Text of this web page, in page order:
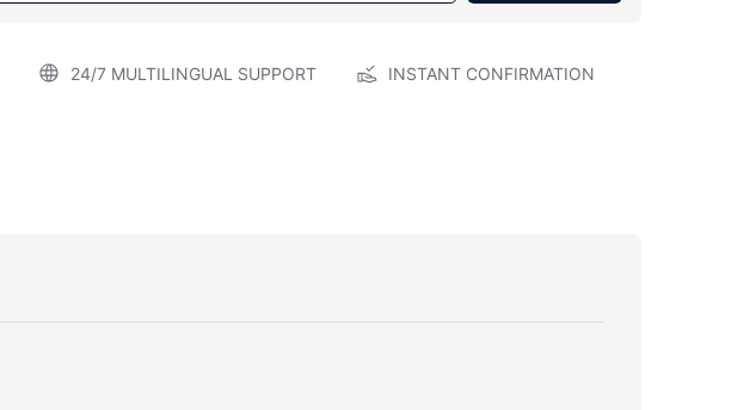
24/7 MULTILINGUAL SUPPORT INSTANT CONFIRMATION